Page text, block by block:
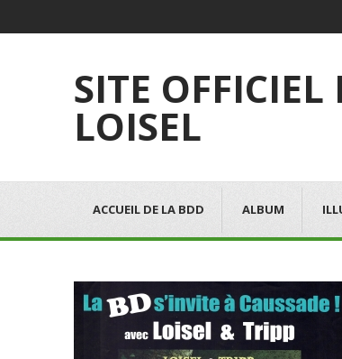
SITE OFFICIEL
LOISEL
ACCUEIL DE LA BDD ALBUM